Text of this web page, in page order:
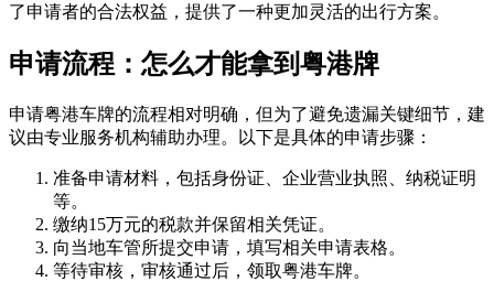
了申请者的合法权益，提供了一种更加灵活的出行方案。
申请流程：怎么才能拿到粤港牌
申请粤港车牌的流程相对明确，但为了避免遗漏关键细节，建
议由专业服务机构辅助办理。以下是具体的申请步骤：
准备申请材料，包括身份证、企业营业执照、纳税证明
等。
缴纳15万元的税款并保留相关凭证。
向当地车管所提交申请，填写相关申请表格。
等待审核，审核通过后，领取粤港车牌。